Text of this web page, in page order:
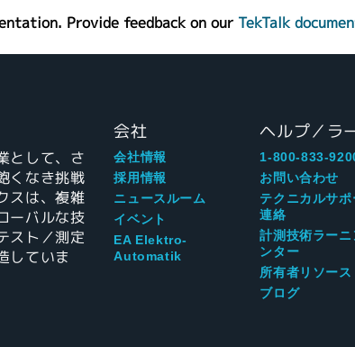
Provide feedback on our TekTalk
として、さ
くなき挑戦
スは、複雑
ーバルな技
スト／測定
していま
会社
会社情報
採用情報
ニュースルーム
イベント
EA Elektro-
Automatik
ヘルプ／ラ
1-800-833-
お問い合わせ
テクニカルサポ
連絡
計測技術ラーニ
ンター
所有者リソース
ブログ